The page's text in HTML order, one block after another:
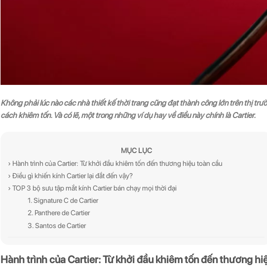
Không phải lúc nào các nhà thiết kế thời trang cũng đạt thành công lớn trên thị
cách khiêm tốn. Và có lẽ, một trong những ví dụ hay về điều này chính là Cartier.
MỤC LỤC
› Hành trình của Cartier: Từ khởi đầu khiêm tốn đến thương hiệu toàn cầu
› Điều gì khiến kính Cartier lại đắt đến vậy?
› TOP 3 bộ sưu tập mắt kính Cartier bán chạy mọi thời đại
1. Signature C de Cartier
2. Panthere de Cartier
3. Santos de Cartier
Hành trình của Cartier: Từ khởi đầu khiêm tốn đến thương